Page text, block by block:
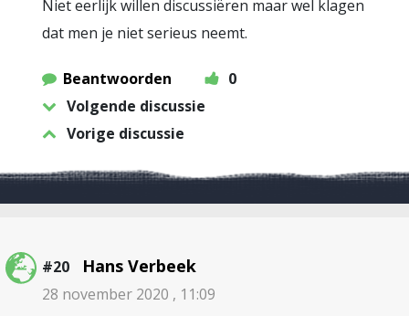
Niet eerlijk willen discussiëren maar wel klagen
dat men je niet serieus neemt.
Beantwoorden
0
Volgende discussie
Vorige discussie
#20 Hans Verbeek
28 november 2020 , 11:09